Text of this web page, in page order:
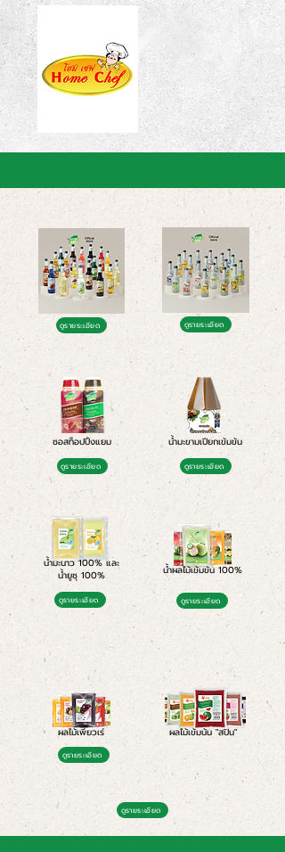
ดูรายระเอียด ดูรายระเอียด
ซอสท็อปปิ้งแยม
ดูรายระเอียด
น้ำมะขามเปียกเข้มข้น
ดูรายระเอียด
น้ำมะนาว 100% และ
น้ำยูซุ 100%
ดูรายระเอียด
น้ำผลไม้เข้มข้น 100%
ดูรายระเอียด
ผลไม้เพียวเร่
ดูรายระเอียด
ผลไม้เข้มน้น "สปิน"
ดูรายระเอียด